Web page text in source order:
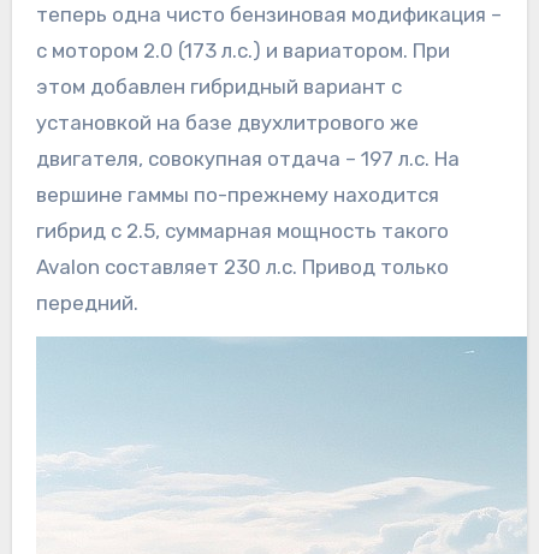
теперь одна чисто бензиновая модификация –
с мотором 2.0 (173 л.с.) и вариатором. При
этом добавлен гибридный вариант с
установкой на базе двухлитрового же
двигателя, совокупная отдача – 197 л.с. На
вершине гаммы по-прежнему находится
гибрид с 2.5, суммарная мощность такого
Avalon составляет 230 л.с. Привод только
передний.